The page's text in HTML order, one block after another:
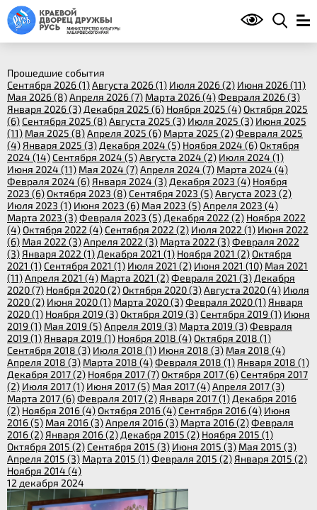
Прошедшие события
Сентября 2026 (1)Августа 2026 (1) Июля 2026 (2) Июня 2026 (11)
Мая 2026 (8)Апреля 2026 (7) Марта 2026 (4)Февраля 2026 (3)
Января 2026 (3) Декабря 2025 (6) Ноября 2025 (4)Октября 2025
(6)Сентября 2025 (8)Августа 2025 (3) Июля 2025 (3) Июня 2025
(11) Мая 2025 (8)Апреля 2025 (6) Марта 2025 (2)Февраля 2025
(4) Января 2025 (3) Декабря 2024 (5) Ноября 2024 (6)Октября
2024 (14)Сентября 2024 (5)Августа 2024 (2) Июля 2024 (1)
Июня 2024 (11) Мая 2024 (7)Апреля 2024 (7) Марта 2024 (4)
Февраля 2024 (6) Января 2024 (3) Декабря 2023 (4) Ноября
2023 (6)Октября 2023 (8)Сентября 2023 (5)Августа 2023 (2)
Июля 2023 (1) Июня 2023 (6) Мая 2023 (5)Апреля 2023 (4)
Марта 2023 (3)Февраля 2023 (5) Декабря 2022 (2) Ноября 2022
(4)Октября 2022 (4)Сентября 2022 (2) Июля 2022 (1) Июня 2022
(6) Мая 2022 (3)Апреля 2022 (3) Марта 2022 (3)Февраля 2022
(3) Января 2022 (1) Декабря 2021 (1) Ноября 2021 (2)Октября
2021 (1)Сентября 2021 (1) Июля 2021 (2) Июня 2021 (10) Мая 2021
(11)Апреля 2021 (4) Марта 2021 (2)Февраля 2021 (3) Декабря
2020 (7) Ноября 2020 (2)Октября 2020 (3)Августа 2020 (4) Июля
2020 (2) Июня 2020 (1) Марта 2020 (3)Февраля 2020 (1) Января
2020 (1) Ноября 2019 (3)Октября 2019 (3)Сентября 2019 (1) Июня
2019 (1) Мая 2019 (5)Апреля 2019 (3) Марта 2019 (3)Февраля
2019 (1) Января 2019 (1) Ноября 2018 (4)Октября 2018 (1)
Сентября 2018 (3) Июля 2018 (1) Июня 2018 (3) Мая 2018 (4)
Апреля 2018 (3) Марта 2018 (4)Февраля 2018 (1) Января 2018 (1)
Декабря 2017 (2) Ноября 2017 (7)Октября 2017 (6)Сентября 2017
(2) Июля 2017 (1) Июня 2017 (5) Мая 2017 (4)Апреля 2017 (3)
Марта 2017 (6)Февраля 2017 (2) Января 2017 (1) Декабря 2016
(2) Ноября 2016 (4)Октября 2016 (4)Сентября 2016 (4) Июня
2016 (5) Мая 2016 (3)Апреля 2016 (3) Марта 2016 (2)Февраля
2016 (2) Января 2016 (2) Декабря 2015 (2) Ноября 2015 (1)
Октября 2015 (2)Сентября 2015 (3) Июня 2015 (3) Мая 2015 (3)
Апреля 2015 (3) Марта 2015 (1)Февраля 2015 (2) Января 2015 (2)
Ноября 2014 (4)
12 декабря 2024